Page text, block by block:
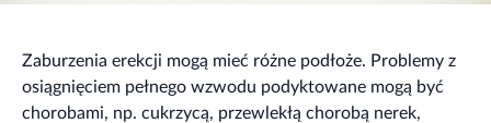
Zaburzenia erekcji mogą mieć różne podłoże. Problemy z
osiągnięciem pełnego wzwodu podyktowane mogą być
chorobami, np. cukrzycą, przewlekłą chorobą nerek,